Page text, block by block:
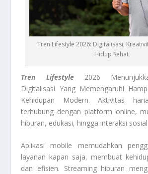
Tren Lifestyle 2026: Digitalisasi,
Hidup Sehat
Tren Lifestyle2026
Digitalisasi Yang Memengaruhi
Kehidupan Modern. Aktivitas
terhubung dengan platform online,
hiburan, edukasi, hingga interaksi sosial.
Aplikasi mobile memudahkan
layanan kapan saja, membuat
dan efisien. Streaming hiburan